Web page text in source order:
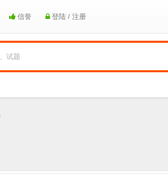
信誉 登陆 / 注册